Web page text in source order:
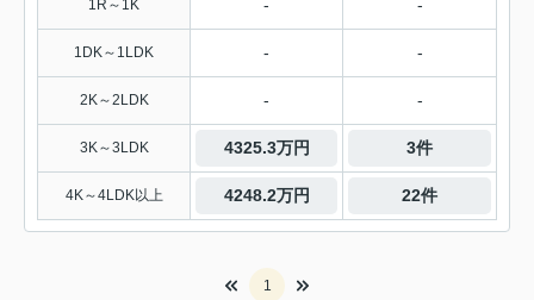
1R～1K - -
1DK～1LDK - -
2K～2LDK - -
3K～3LDK 4325.3万円 3件
4K～4LDK以上 4248.2万円 22件
1